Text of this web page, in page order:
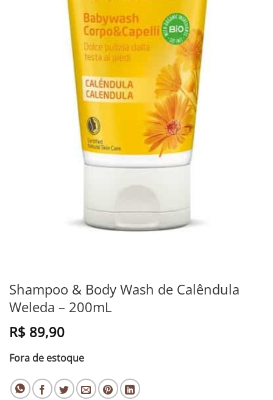
Shampoo & Body Wash de Calêndula
Weleda – 200mL
R$ 89,90
Fora de estoque